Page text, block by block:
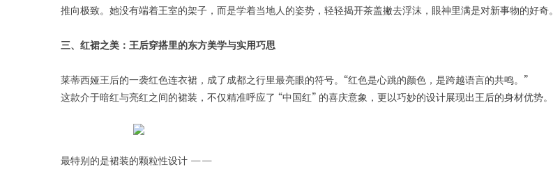
推向极致。她没有端着王室的架子，而是学着当地人的姿势，轻轻揭开茶盖撇去浮沫，眼神里满是对新事物的好奇。
三、红裙之美：王后穿搭里的东方美学与实用巧思
莱蒂西娅王后的一袭红色连衣裙，成了成都之行里最亮眼的符号。“红色是心跳的颜色，是跨越语言的共鸣。”
这款介于暗红与亮红之间的裙装，不仅精准呼应了 “中国红” 的喜庆意象，更以巧妙的设计展现出王后的身材优势。
最特别的是裙装的颗粒性设计 ——